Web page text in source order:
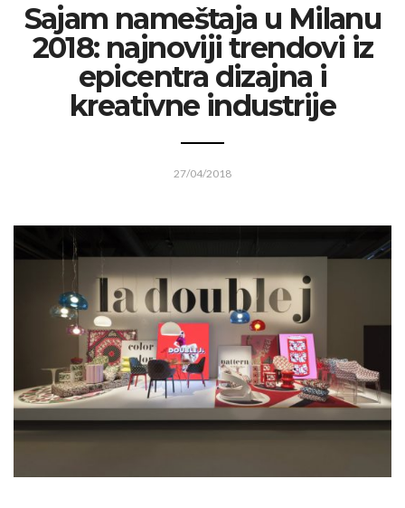
Sajam nameštaja u Milanu
2018: najnoviji trendovi iz
epicentra dizajna i
kreativne industrije
27/04/2018